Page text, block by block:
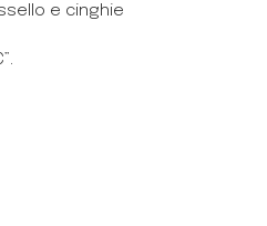
e cinghie